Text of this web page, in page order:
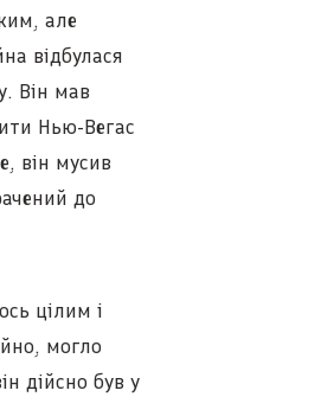
але
відбулася
Він мав
Нью-Вегас
він мусив
до
цілим і
могло
дійсно був у